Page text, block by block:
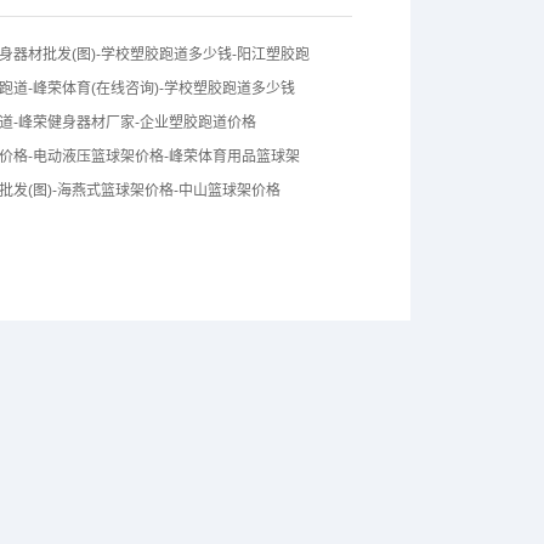
器材批发(图)-学校塑胶跑道多少钱-阳江塑胶跑
道-峰荣体育(在线咨询)-学校塑胶跑道多少钱
-峰荣健身器材厂家-企业塑胶跑道价格
格-电动液压篮球架价格-峰荣体育用品篮球架
发(图)-海燕式篮球架价格-中山篮球架价格